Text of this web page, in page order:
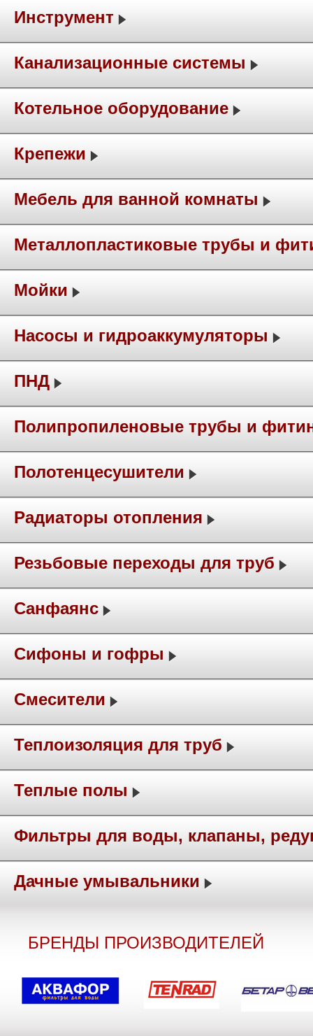
Инструмент
Канализационные системы
Котельное оборудование
Крепежи
Мебель для ванной комнаты
Металлопластиковые трубы и
Мойки
Насосы и гидроаккумуляторы
ПНД
Полипропиленовые трубы и
Полотенцесушители
Радиаторы отопления
Резьбовые переходы для труб
Санфаянс
Сифоны и гофры
Смесители
Теплоизоляция для труб
Теплые полы
Фильтры для воды, клапаны,
Дачные умывальники
БРЕНДЫ ПРОИЗВОДИТЕЛЕЙ